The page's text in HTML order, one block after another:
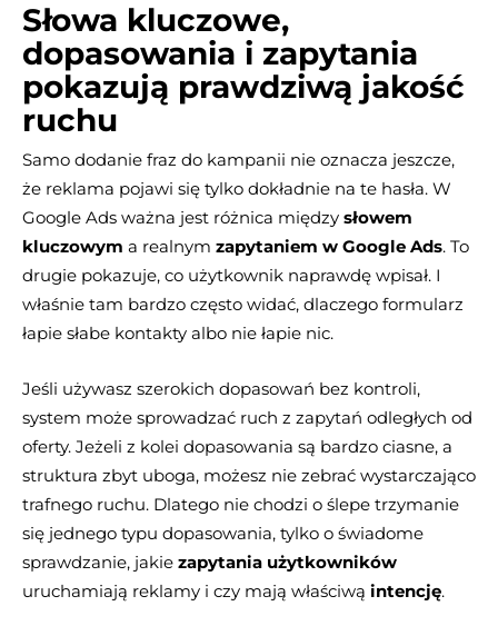
Słowa kluczowe,
dopasowania i zapytania
pokazują prawdziwą jakość
ruchu
Samo dodanie fraz do kampanii nie oznacza jeszcze,
że reklama pojawi się tylko dokładnie na te hasła. W
Google Ads ważna jest różnica między słowem
kluczowym a realnym zapytaniem w Google Ads. To
drugie pokazuje, co użytkownik naprawdę wpisał. I
właśnie tam bardzo często widać, dlaczego formularz
łapie słabe kontakty albo nie łapie nic.
Jeśli używasz szerokich dopasowań bez kontroli,
system może sprowadzać ruch z zapytań odległych od
oferty. Jeżeli z kolei dopasowania są bardzo ciasne, a
struktura zbyt uboga, możesz nie zebrać wystarczająco
trafnego ruchu. Dlatego nie chodzi o ślepe trzymanie
się jednego typu dopasowania, tylko o świadome
sprawdzanie, jakie zapytania użytkowników
uruchamiają reklamy i czy mają właściwą intencję.